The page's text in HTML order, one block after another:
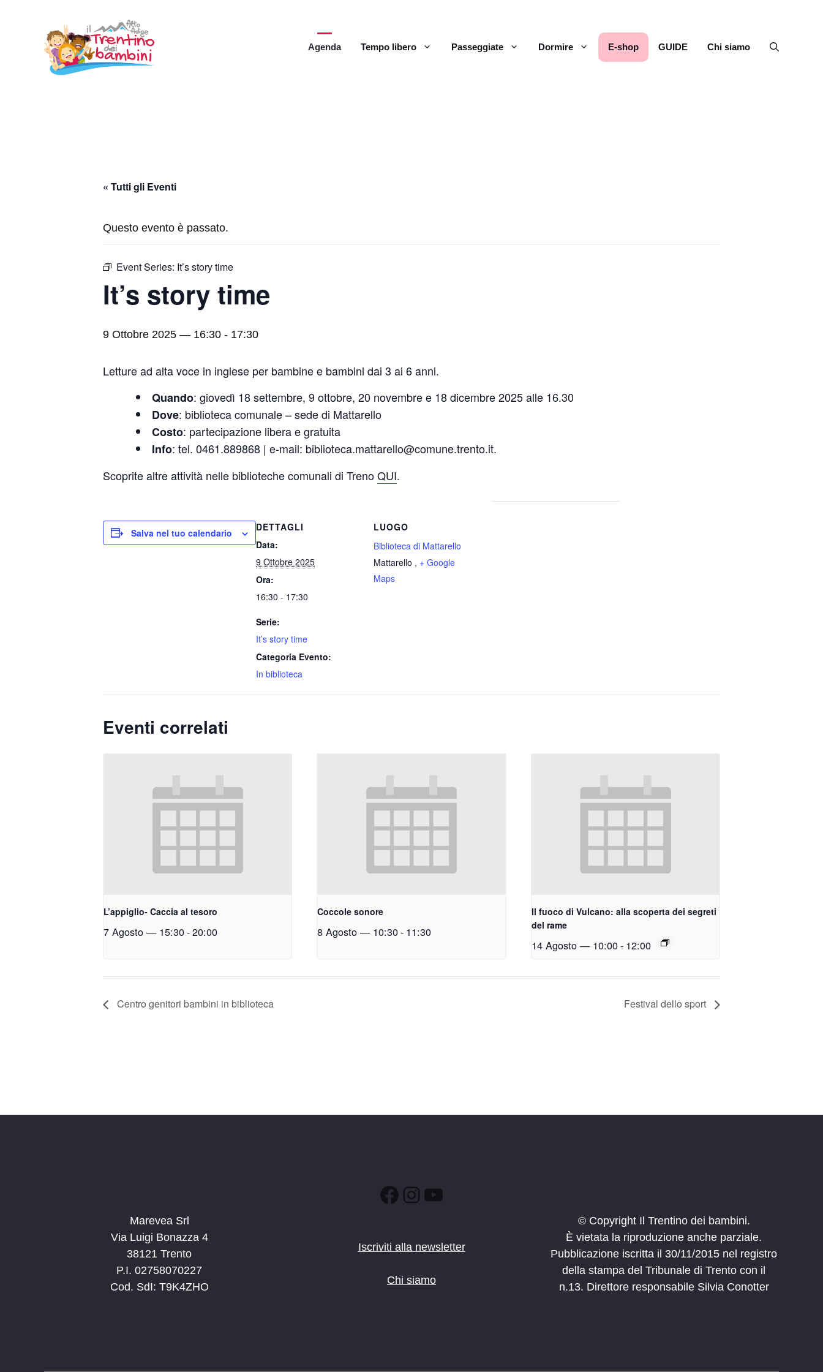
contenuto
Agenda Tempo libero Passeggiate Dormire E-shop GUIDE Chi siamo
« Tutti gli Eventi
Questo evento è passato.
Event Series: It’s story time
It’s story time
9 Ottobre 2025 — 16:30 - 17:30
Letture ad alta voce in inglese per bambine e bambini dai 3 ai 6 anni.
Quando: giovedì 18 settembre, 9 ottobre, 20 novembre e 18 dicembre 2025 alle 16.30
Dove: biblioteca comunale – sede di Mattarello
Costo: partecipazione libera e gratuita
Info: tel. 0461.889868 | e-mail: biblioteca.mattarello@comune.trento.it.
Scoprite altre attività nelle biblioteche comunali di TrenoQUI.
Salva nel tuo calendario
DETTAGLI
Data:
9 Ottobre 2025
Ora:
16:30 - 17:30
Serie:
It’s story time
Categoria Evento:
In biblioteca
LUOGO
Biblioteca di Mattarello
Mattarello , + Google
Maps
Eventi correlati
L’appiglio- Caccia al tesoro
7 Agosto — 15:30-20:00
Coccole sonore
8 Agosto — 10:30- 11:30
Il fuoco di Vulcano: alla scoperta dei segreti
del rame
14 Agosto — 10:00- 12:00
Centro genitori bambini in biblioteca Festival dello sport
Marevea Srl
Via Luigi Bonazza 4
38121 Trento
P.I. 02758070227
Cod. SdI: T9K4ZHO
Facebook
Instagram
YouTube
Iscriviti alla newsletter
Chi siamo
© Copyright Il Trentino dei bambini.
È vietata la riproduzione anche parziale.
Pubblicazione iscritta il 30/11/2015 nel registro
della stampa del Tribunale di Trento con il
n.13. Direttore responsabile Silvia Conotter